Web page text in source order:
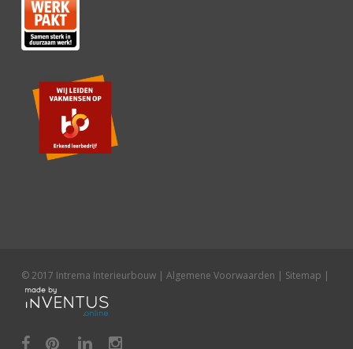
© 2017 Intrema Interieurbouw | Algemene Voorwaarden | Sitemap |
facebookpinterestlinkedininstagram